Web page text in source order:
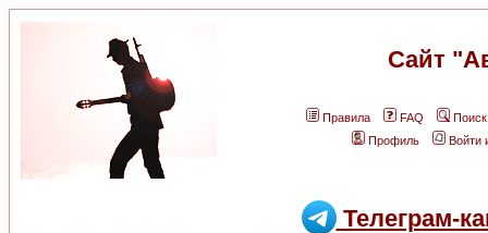
Сайт
Правила FAQ
Поиск
Профиль
Войти
Телеграм-